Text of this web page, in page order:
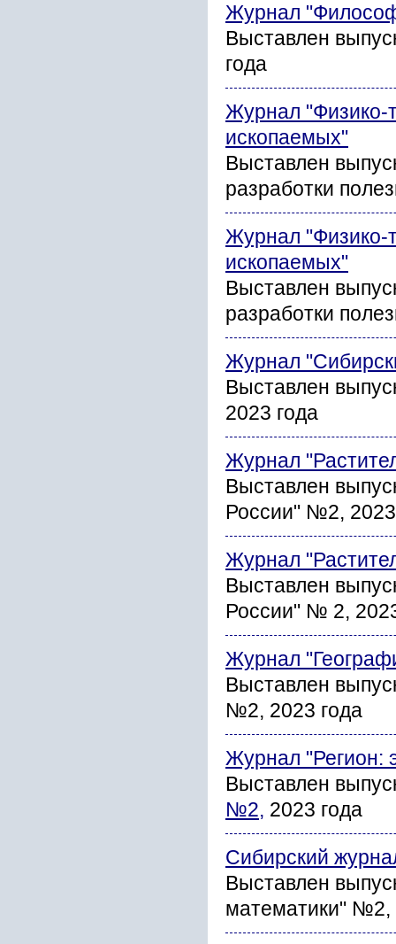
Журнал
Выставлен
года
Журнал "Физико-
ископаемых"
Выставлен
разработки
Журнал "Физико-
ископаемых"
Выставлен
разработки
Журнал
Выставлен
2023 года
Журнал
Выставлен
России" №2, 2023
Журнал
Выставлен
России" № 2,
Журнал
Выставлен
№2, 2023 года
Журнал "Регион:
Выставлен
№2, 2023 года
Сибирский
Выставлен
математики" №2,